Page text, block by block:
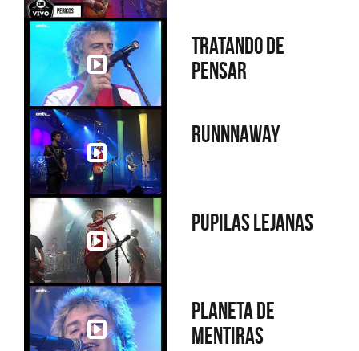
Tratando de
pensar
Runnnaway
Pupilas lejanas
Planeta de
mentiras